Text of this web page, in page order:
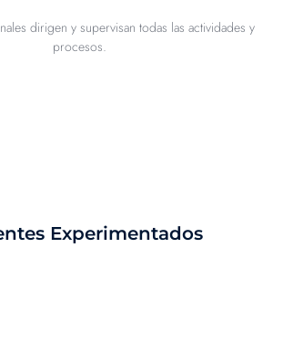
dirigen y supervisan todas las actividades y
procesos.
Experimentados